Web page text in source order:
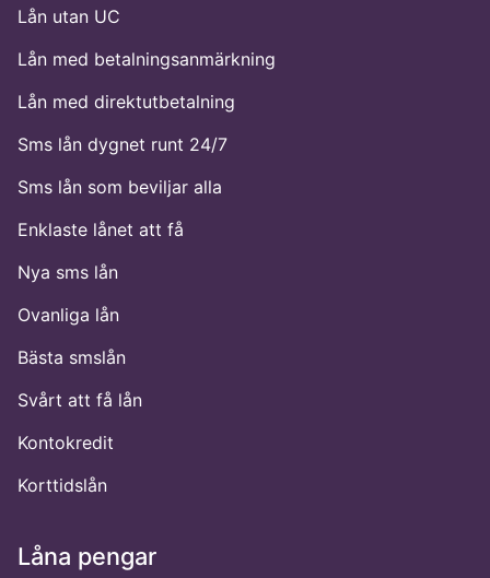
Lån utan UC
Lån med betalningsanmärkning
Lån med direktutbetalning
Sms lån dygnet runt 24/7
Sms lån som beviljar alla
Enklaste lånet att få
Nya sms lån
Ovanliga lån
Bästa smslån
Svårt att få lån
Kontokredit
Korttidslån
Låna pengar